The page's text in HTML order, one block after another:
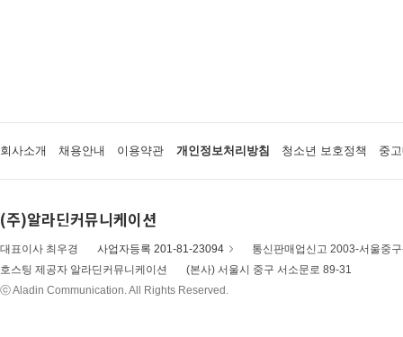
회사소개 채용안내 이용약관 개인정보처리방침 청소년 보호정책 중
(주)알라딘커뮤니케이션
대표이사 최우경 사업자등록 201-81-23094
통신판매업신고 2003-서울중
호스팅 제공자 알라딘커뮤니케이션
(본사) 서울시 중구 서소문로 89-31
ⓒ Aladin Communication. All Rights Reserved.